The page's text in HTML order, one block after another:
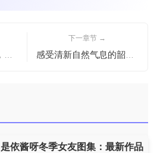
下一章节 →
感受清新自然气息的韶陌陌，分享我的最新作品
是依酱呀冬季女友图集：最新作品